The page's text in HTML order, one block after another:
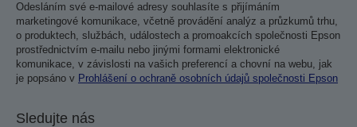
Odesláním své e-mailové adresy souhlasíte s přijímáním
marketingové komunikace, včetně provádění analýz a průzkumů trhu,
o produktech, službách, událostech a promoakcích společnosti Epson
prostřednictvím e-mailu nebo jinými formami elektronické
komunikace, v závislosti na vašich preferencí a chovní na webu, jak
je popsáno v Prohlášení o ochraně osobních údajů společnosti Epson
Sledujte nás